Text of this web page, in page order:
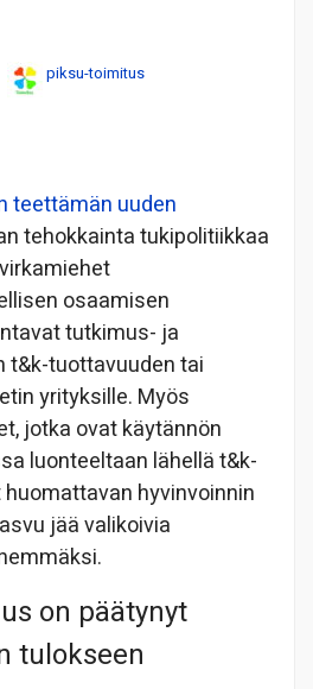
piksu-toimitus
teettämän uuden
tehokkainta tukipolitiikkaa
osaamisen
tutkimus- ja
t&k-tuottavuuden tai
yrityksille. Myös
jotka ovat käytännön
luonteeltaan lähellä t&k-
hyvinvoinnin
jää valikoivia
on päätynyt
tulokseen